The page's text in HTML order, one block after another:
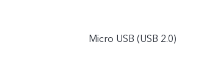
Micro USB (USB 2.0)